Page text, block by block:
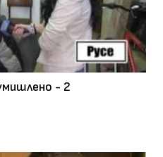
- 2